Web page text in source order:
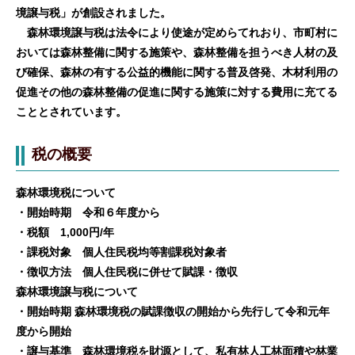
境譲与税」が創設されました。
森林環境譲与税は法令により使途が定めらてれおり、市町村に
おいては森林整備に関する施策や、森林整備を担うべき人材の及
び確保、森林の有する公益的機能に関する普及啓発、木材利用の
促進その他の森林整備の促進に関する施策に対する費用に充てる
こととされています。
税の概要
森林環境税について
・開始時期 令和６年度から
・税額 1,000円/年
・課税対象 個人住民税均等割課税対象者
・徴収方法 個人住民税に併せて賦課・徴収
森林環境譲与税について
・開始時期 森林環境税の賦課徴収の開始から先行して令和元年
度から開始
・譲与基準 森林環境税を財源として、私有林人工林面積や林業